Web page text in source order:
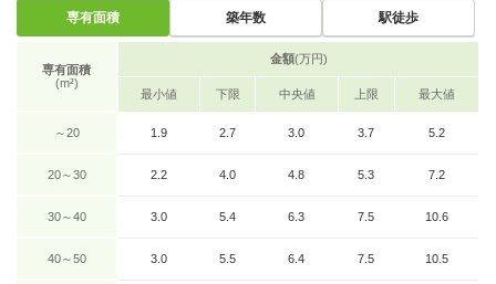
専有面積 築年数 駅徒歩
専有面積
(m²)
金額(万円)
最小値 下限 中央値 上限 最大値
～20 1.9 2.7 3.0 3.7 5.2
20～30 2.2 4.0 4.8 5.3 7.2
30～40 3.0 5.4 6.3 7.5 10.6
40～50 3.0 5.5 6.4 7.5 10.5